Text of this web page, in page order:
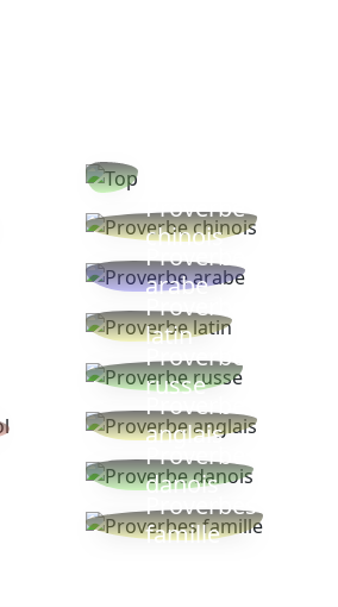
Proverbe
chinois
Proverbe
arabe
Proverbe
latin
Proverbe
russe
Proverbe
anglais
Proverbe
danois
Proverbes
famille